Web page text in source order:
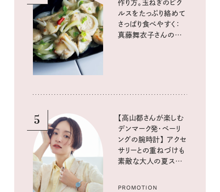
作り方。玉ねぎのピク
ルスをたっぷり絡めて
さっぱり食べやすく：
真藤舞衣子さんの発
5
【高山都さんが楽しむ
デンマーク発・ベーリ
ングの腕時計】 アクセ
サリーとの重ねづけも
素敵な大人の夏スタイ
PROMOTION